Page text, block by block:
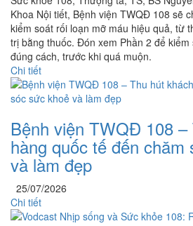
Khoa Nội tiết, Bệnh viện TWQĐ 108 sẽ
kiểm soát rối loạn mỡ máu hiệu quả, từ
trị bằng thuốc. Đón xem Phần 2 để
đúng cách, trước khi quá muộn.
Chi tiết
Bệnh viện TWQĐ 108
hàng quốc tế đến chăm
và làm đẹp
25/07/2026
Chi tiết